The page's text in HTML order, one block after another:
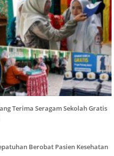
Terima Seragam Sekolah Gratis
Berobat Pasien Kesehatan